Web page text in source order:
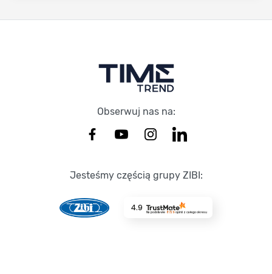
Obserwuj nas na:
Jesteśmy częścią grupy ZIBI:
4.9
Na podstawie 8729opinii z całego okresu